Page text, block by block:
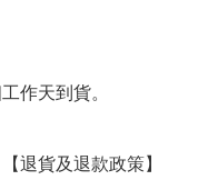
作天到貨。
退貨及退款政策】